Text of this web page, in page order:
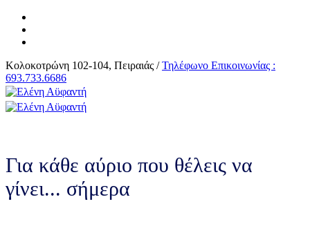
Κολοκοτρώνη 102-104, Πειραιάς /Τηλέφωνο Επικοινωνίας :
693.733.6686
Για κάθε αύριο που θέλεις να
γίνει... σήμερα